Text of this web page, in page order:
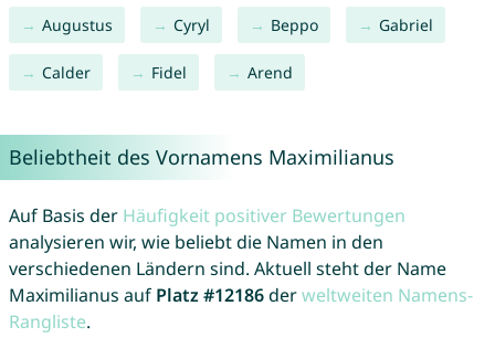
Augustus Cyryl Beppo Gabriel
Calder Fidel Arend
Beliebtheit des Vornamens Maximilianus
Auf Basis der Häufigkeit positiver Bewertungen
analysieren wir, wie beliebt die Namen in den
verschiedenen Ländern sind. Aktuell steht der Name
Maximilianus auf Platz #12186derweltweiten Namens-
Rangliste.